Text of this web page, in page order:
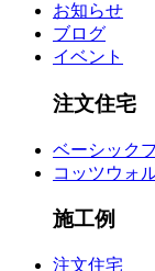
お知らせ
ブログ
イベント
注文住宅
ベーシック
コッツウォ
施工例
注文住宅